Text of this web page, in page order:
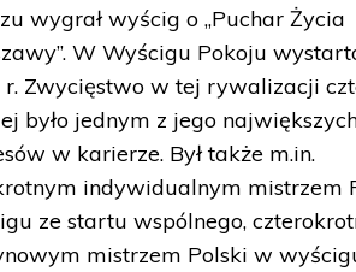
wygrał wyścig o „Puchar Życia
W Wyścigu Pokoju
r. Zwycięstwo w tej rywalizacji
było jednym z jego
w karierze. Był także m.in.
indywidualnym mistrzem
ze startu wspólnego,
mistrzem Polski w